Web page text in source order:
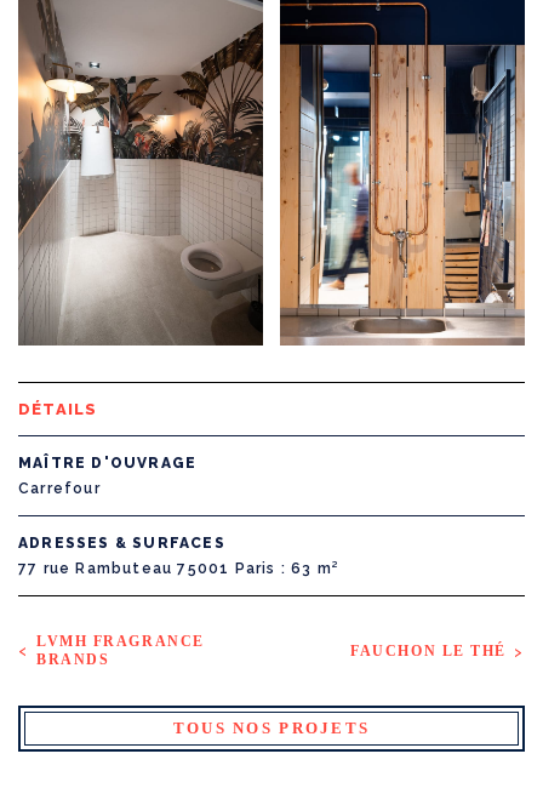
DÉTAILS
MAÎTRE D'OUVRAGE
Carrefour
ADRESSES & SURFACES
77 rue Rambuteau 75001 Paris
63 m²
LVMH FRAGRANCE
BRANDS
TOUS NOS PROJETS
FAUCHON LE THÉ